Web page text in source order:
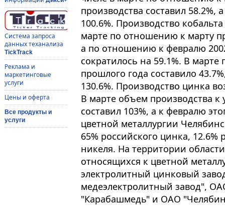
Система запроса
данных теханализа
TickTrack
Реклама и
маркетинговые
услуги
Цены и оферта
Все продукты и
услуги
производства составил
100.6%. Производство
марте по отношению к марту
а по отношению к февралю
сократилось на 59.1%. В
прошлого года составило
130.6%. Производство цинка
В марте объем производства
составил 103%, а к февралю
цветной металлургии
65% российского цинка,
никеля. На территории
относящихся к цветной
электролитный цинковый
медеэлектролитный завод",
"Карабашмедь" и ОАО